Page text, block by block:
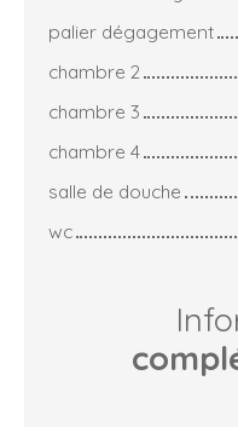
palier dégagement
chambre 2
chambre 3
chambre 4
salle de douche
wc